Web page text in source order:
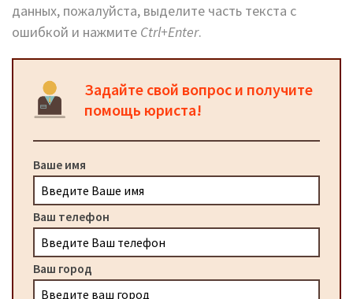
данных, пожалуйста, выделите часть текста с
ошибкой и нажмите Ctrl+Enter.
Задайте свой вопрос и получите
помощь юриста!
Ваше имя
Ваш телефон
Ваш город